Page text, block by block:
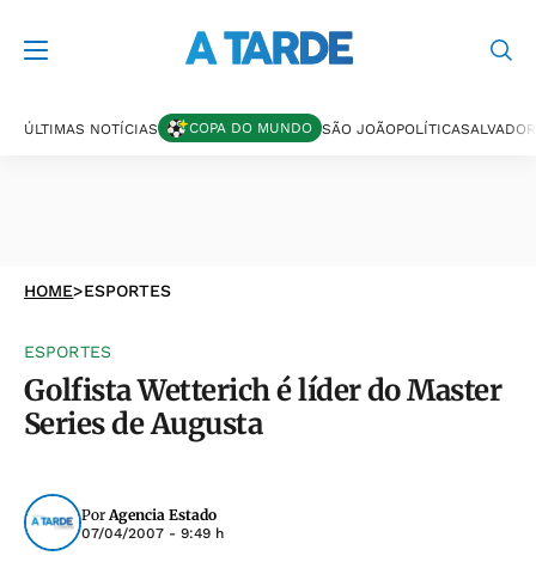
ÚLTIMAS NOTÍCIAS COPA DO MUNDO SÃO JOÃOPOLÍTICASALVADOR
HOME>ESPORTES
ESPORTES
Golfista Wetterich é líder do Master
Series de Augusta
PorAgencia Estado
07/04/2007 - 9:49 h